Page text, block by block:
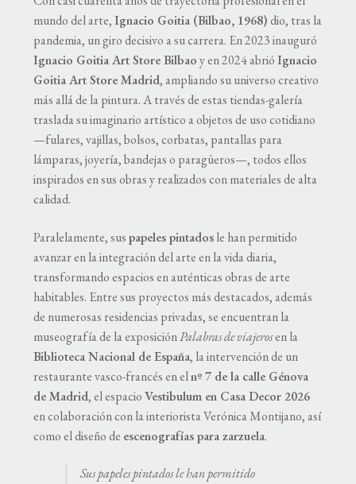
mundo del arte,Ignacio Goitia (Bilbao, 1968)dio, tras la
pandemia, un giro decisivo a su carrera. En 2023 inauguró
Ignacio Goitia Art Store Bilbaoy en 2024 abrióIgnacio
Goitia Art Store Madrid, ampliando su universo creativo
más allá de la pintura. A través de estas tiendas-galería
traslada su imaginario artístico a objetos de uso cotidiano
—fulares, vajillas, bolsos, corbatas, pantallas para
lámparas, joyería, bandejas o paragüeros—, todos ellos
inspirados en sus obras y realizados con materiales de alta
calidad.
Paralelamente, suspapeles pintadosle han permitido
avanzar en la integración del arte en la vida diaria,
transformando espacios en auténticas obras de arte
habitables. Entre sus proyectos más destacados, además
de numerosas residencias privadas, se encuentran la
museografía de la exposiciónPalabras de viajerosen la
Biblioteca Nacional de España, la intervención de un
restaurante vasco-francés en elnº 7 de la calle Génova
de Madrid, el espacioVestibulum en Casa Decor 2026
en colaboración con la interiorista Verónica Montijano, así
como el diseño de escenografías para zarzuela.
Sus papeles pintados le han permitido